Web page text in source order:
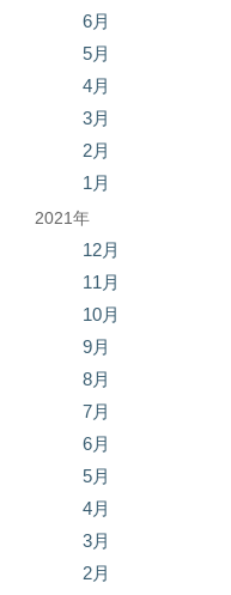
6月
5月
4月
3月
2月
1月
2021年
12月
11月
10月
9月
8月
7月
6月
5月
4月
3月
2月